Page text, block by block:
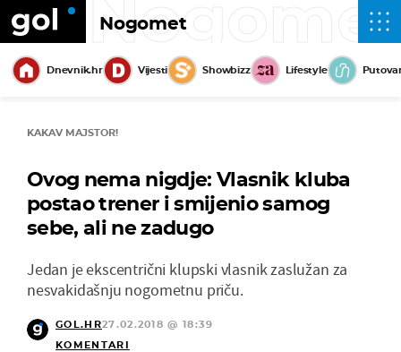
Nogomet
Dnevnik.hr Vijesti Showbizz Lifestyle
KAKAV MAJSTOR!
Ovog nema nigdje: Vlasnik kluba
postao trener i smijenio samog
sebe, ali ne zadugo
Jedan je ekscentrični klupski vlasnik zaslužan za
nesvakidašnju nogometnu priču.
GOL.HR27.02.2018 @ 18:39
KOMENTARI